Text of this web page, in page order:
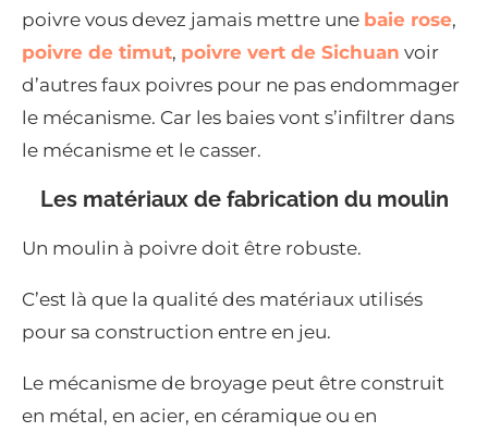
poivre vous devez jamais mettre une baie rose,
poivre de timut, poivre vert de Sichuan voir
d’autres faux poivres pour ne pas endommager
le mécanisme. Car les baies vont s’infiltrer dans
le mécanisme et le casser.
Les matériaux de fabrication du moulin
Un moulin à poivre doit être robuste.
C’est là que la qualité des matériaux utilisés
pour sa construction entre en jeu.
Le mécanisme de broyage peut être construit
en métal, en acier, en céramique ou en